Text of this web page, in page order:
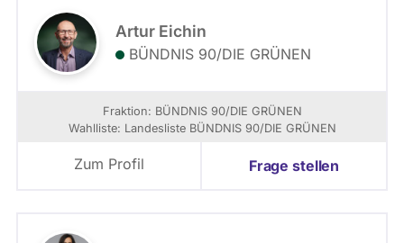
Artur Eichin
BÜNDNIS 90/­DIE GRÜNEN
Fraktion: BÜNDNIS 90/­DIE GRÜNEN
Wahlliste: Landesliste BÜNDNIS 90/DIE GRÜNEN
Zum Profil Frage stellen